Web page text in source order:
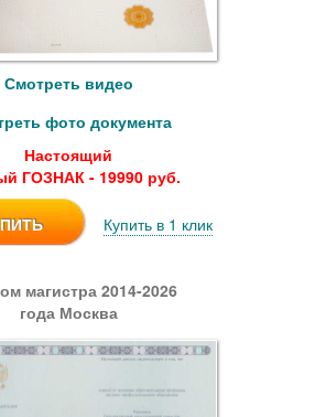
Смотреть видео
фото документа
Настоящий
ГОЗНАК - 19990 руб.
Купить в 1 клик
магистра 2014-2026
года Москва